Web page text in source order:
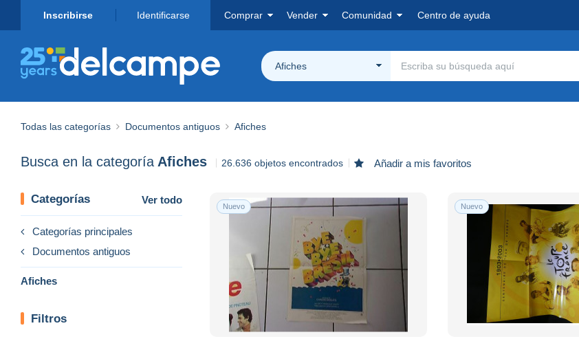
Inscribirse Identificarse Comprar Vender Comunidad Centro de ayuda
Afiches
Todas las categorías Documentos antiguos Afiches
Busca en la categoría Afiches 26.636 objetos encontrados Añadir a mis favoritos
Categorías Ver todo
Categorías principales
Documentos antiguos
Afiches
Filtros
Nuevo Nuevo